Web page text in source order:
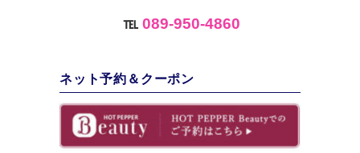
℡ 089-950-4860
ネット予約＆クーポン